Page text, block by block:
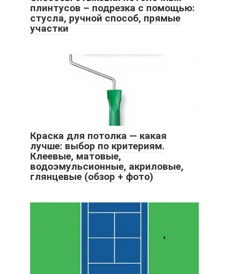
плинтусов – подрезка с помощью:
стусла, ручной способ, прямые
участки
Краска для потолка — какая
лучше: выбор по критериям.
Клеевые, матовые,
водоэмульсионные, акриловые,
глянцевые (обзор + фото)